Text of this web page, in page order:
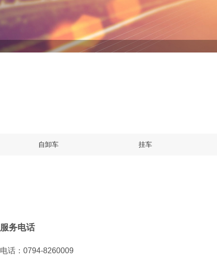
服务电话
电话：0794-8260009
自卸车 挂车